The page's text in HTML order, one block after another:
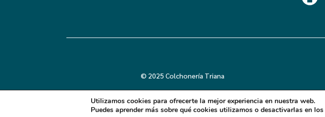
© 2025 Colchonería Triana
Utilizamos cookies para ofrecerte la mejor experiencia en nuestra web.
Puedes aprender más sobre qué cookies utilizamos o desactivarlas en los